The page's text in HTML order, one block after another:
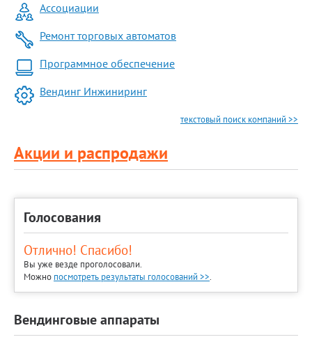
Ассоциации
Ремонт торговых автоматов
Программное обеспечение
Вендинг Инжиниринг
текстовый поиск компаний >>
Акции и распродажи
Голосования
Отлично! Спасибо!
Вы уже везде проголосовали.
Можно посмотреть результаты голосований >>.
Вендинговые аппараты